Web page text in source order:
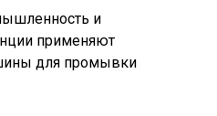
и
применяют
для промывки